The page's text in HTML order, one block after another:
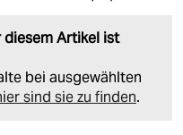
diesem Artikel ist
bei ausgewählten
sind sie zu finden.